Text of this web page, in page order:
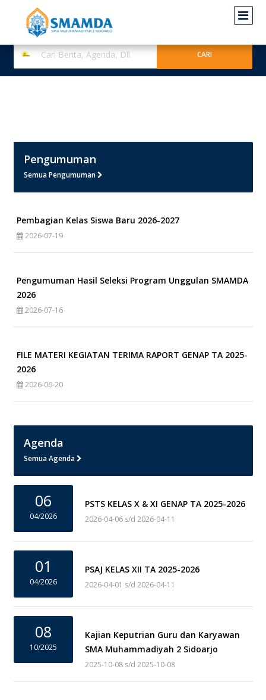
Pengumuman
Semua Pengumuman
Pembagian Kelas Siswa Baru 2026-2027
2026-07-19
Pengumuman Hasil Seleksi Program Unggulan SMAMDA
2026
2026-07-16
FILE MATERI KEGIATAN TERIMA RAPORT GENAP TA 2025-
2026
2026-06-20
Agenda
Semua Agenda
06
04/2026
PSTS KELAS X & XI GENAP TA 2025-2026
2026-04-06 s/d 2026-04-11
01
04/2026
PSAJ KELAS XII TA 2025-2026
2026-04-01 s/d 2026-04-11
08
10/2025
Kajian Keputrian Guru dan Karyawan
SMA Muhammadiyah 2 Sidoarjo
2025-10-08 s/d 2025-10-08